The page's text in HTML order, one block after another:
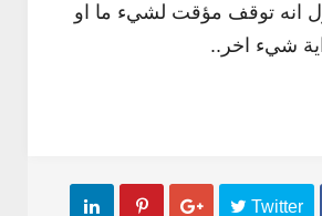
انه توقف مؤقت لشيء ما او
شيء اخر..
 Twitter


